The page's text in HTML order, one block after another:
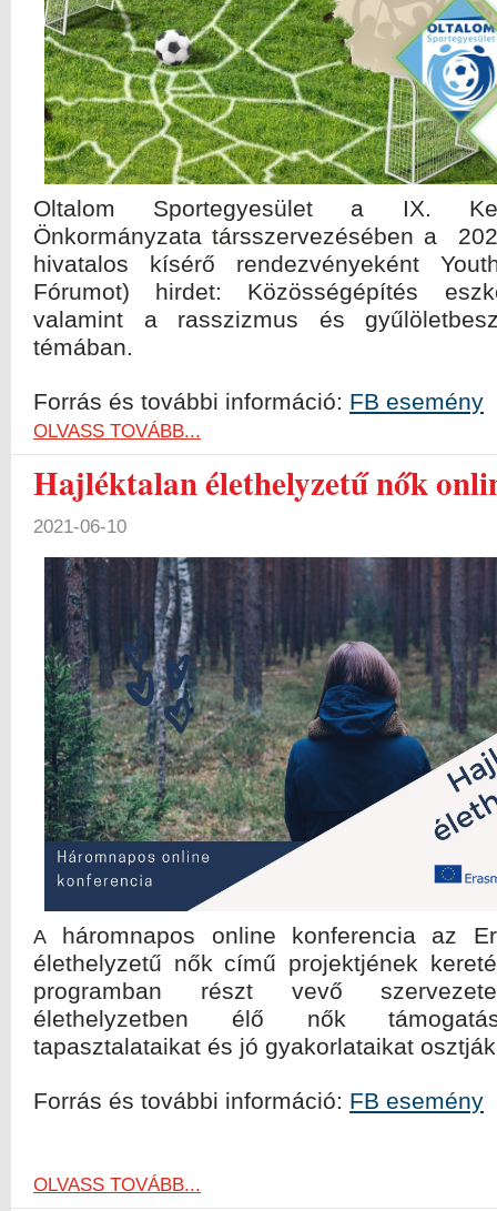
Oltalom Sportegyesület a IX.
Önkormányzata társszervezésében a
hivatalos kísérő rendezvényeként
Fórumot) hirdet: Közösségépítés
valamint a rasszizmus és
témában.
Forrás és további információ: FB esemény
OLVASS TOVÁBB...
Hajléktalan élethelyzetű nők
2021-06-10
A háromnapos online konferencia az
élethelyzetű nők című projektjének
programban részt vevő
élethelyzetben élő nők
tapasztalataikat és jó gyakorlataikat
Forrás és további információ: FB esemény
OLVASS TOVÁBB...